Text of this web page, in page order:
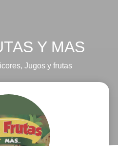
Y MAS
, Jugos y frutas